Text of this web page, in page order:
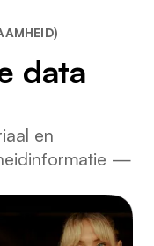
data
en
—